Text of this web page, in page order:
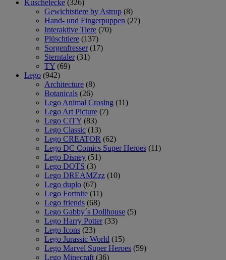
Kuschelecke (326)
Gewichtstiere by Astrup (8)
Hand- und Fingerpuppen (27)
Interaktive Tiere (70)
Plüschtiere (137)
Sorgenfresser (17)
Sterntaler (31)
TY (69)
Lego (942)
Architecture (8)
Botanicals (26)
Lego Animal Crosing (11)
Lego Art Picture (7)
Lego CITY (83)
Lego Classic (13)
Lego CREATOR (62)
Lego DC Comics Super Heroes (11)
Lego Disney (51)
Lego DOTS (3)
Lego DREAMZzz (10)
Lego duplo (67)
Lego Fortnite (11)
Lego friends (68)
Lego Gabby´s Dollhouse (5)
Lego Harry Potter (33)
Lego Icons (23)
Lego Jurassic World (15)
Lego Marvel Super Heroes (59)
Lego Minecraft (36)